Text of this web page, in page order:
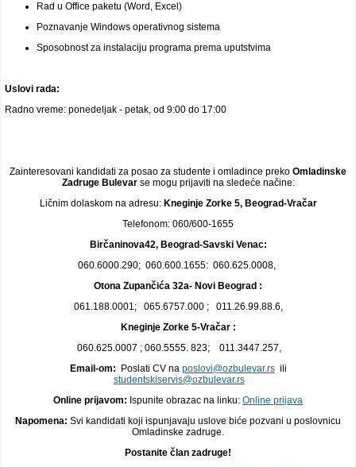
Rad u Office paketu (Word, Excel)
Poznavanje Windows operativnog sistema
Sposobnost za instalaciju programa prema uputstvima
Uslovi rada:
Radno vreme: ponedeljak - petak, od 9:00 do 17:00
Zainteresovani kandidati za posao za studente i omladince preko Omladinske
Zadruge Bulevarse mogu prijaviti na sledeće načine:
Ličnim dolaskom na adresu: Kneginje Zorke 5, Beograd-Vračar
Telefonom: 060/600-1655
Birčaninova42, Beograd-Savski Venac:
060.6000.290; 060.600.1655: 060.625.0008,
Otona Zupančića 32a- Novi Beograd :
061.188.0001; 065.6757.000 ; 011.26.99.88.6,
Kneginje Zorke 5-Vračar :
060.625.0007 ; 060.5555. 823; 011.3447.257,
Email-om:
Poslati CV na poslovi@ozbulevar.rsili
studentskiservis@ozbulevar.rs
Online prijavom: Ispunite obrazac na linku: Online prijava
Napomena: Svi kandidati koji ispunjavaju uslove biće pozvani u poslovnicu
Omladinske zadruge.
Postanite član zadruge!